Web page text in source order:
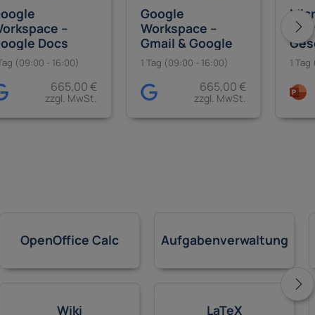
–
Docs
(09:00 - 16:00)
665,00 €
zzgl. MwSt.
Google
Workspace –
Gmail & Google
Kalender/Aufgab
1 Tag (09:00 - 16:00)
665,00 €
zzgl. MwSt.
n &
1
OpenOffice Calc
Wiki
Aufgabenverwaltung
LaTeX